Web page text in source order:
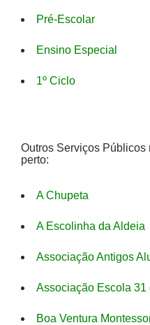
Pré-Escolar
Ensino Especial
1º Ciclo
Outros Serviços Públicos
perto:
A Chupeta
A Escolinha da Aldeia
Associação Antigos
Associação Escola 31
Boa Ventura